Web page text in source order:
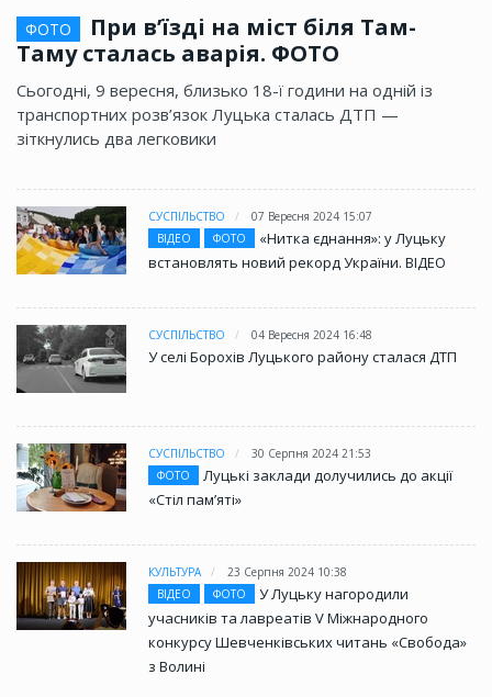
ФОТО
При в’їзді на міст біля Там-
Таму сталась аварія. ФОТО
Сьогодні, 9 вересня, близько 18-ї години на одній із
транспортних розв’язок Луцька сталась ДТП —
зіткнулись два легковики
СУСПІЛЬСТВО
07 Вересня 2024 15:07
ВІДЕО
ФОТО
«Нитка єднання»: у Луцьку
встановлять новий рекорд України. ВІДЕО
СУСПІЛЬСТВО 04 Вересня 2024 16:48
У селі Борохів Луцького району сталася ДТП
СУСПІЛЬСТВО
30 Серпня 2024 21:53
ФОТО
Луцькі заклади долучились до акції
«Стіл памʼяті»
КУЛЬТУРА
23 Серпня 2024 10:38
ВІДЕО
ФОТО
У Луцьку нагородили
учасників та лавреатів V Міжнародного
конкурсу Шевченківських читань «Свобода»
з Волині